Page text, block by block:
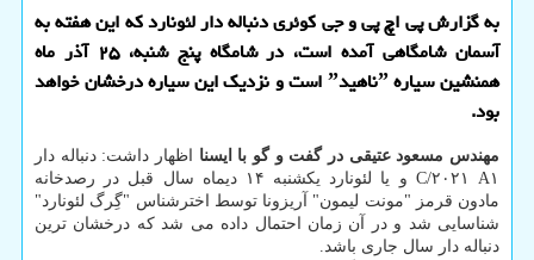
به گزارش پی اچ پی و جی کوئری دنباله دار لئونارد که این هفته به
آسمان شامگاهی آمده است، در شامگاه پنج شنبه، ۲۵ آذر ماه
همنشین سیاره ˮناهیدˮ است و نزدیک این سیاره درخشان خواهد
بود.
مهندس مسعود عتیقی در گفت و گو با ایسنا اظهار داشت: دنباله دار
C/۲۰۲۱ A۱ و یا لئونارد یکشنبه ۱۴ دیماه سال قبل در رصدخانه
مادون قرمز "مونت لیمون" آریزونا توسط اخترشناس "گِرگ لئونارد"
شناسایی شد و در آن زمان احتمال داده می شد که درخشان ترین
دنباله دار سال جاری باشد.